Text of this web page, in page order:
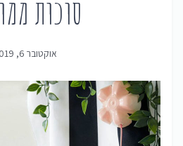
סוכות
אוקטובר 6, 2019